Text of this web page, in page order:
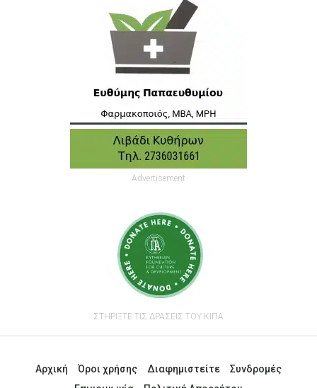
Advertisement
ΣΤΗΡΙΞΤΕ ΤΙΣ ΔΡΑΣΕΙΣ ΤΟΥ ΚΙΠΑ
Αρχική Όροι χρήσης Διαφημιστείτε
Συνδρομές